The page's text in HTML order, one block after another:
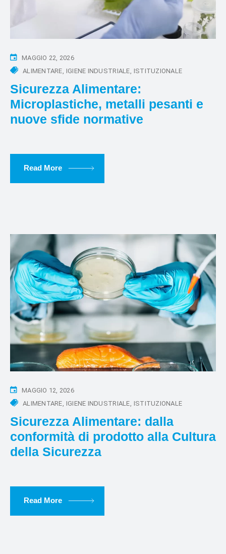
MAGGIO 22, 2026
ALIMENTARE IGIENE INDUSTRIALE ISTITUZIONALE
Sicurezza Alimentare:
Microplastiche, metalli pesanti e
nuove sfide normative
Read More
MAGGIO 12, 2026
ALIMENTARE IGIENE INDUSTRIALE ISTITUZIONALE
Sicurezza Alimentare: dalla
conformità di prodotto alla Cultura
della Sicurezza
Read More